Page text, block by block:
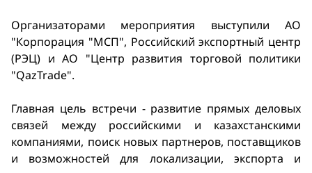
Организаторами мероприятия выступили АО
"Корпорация "МСП", Российский экспортный центр
(РЭЦ) и АО "Центр развития торговой политики
"QazTrade".
Главная цель встречи - развитие прямых деловых
связей между российскими и казахстанскими
компаниями, поиск новых партнеров, поставщиков
и возможностей для локализации, экспорта и